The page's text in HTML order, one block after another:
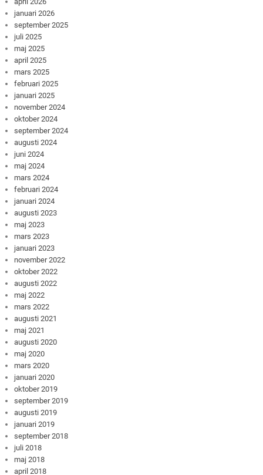
januari 2026
september 2025
juli 2025
maj 2025
april 2025
mars 2025
februari 2025
januari 2025
november 2024
oktober 2024
september 2024
augusti 2024
juni 2024
maj 2024
mars 2024
februari 2024
januari 2024
augusti 2023
maj 2023
mars 2023
januari 2023
november 2022
oktober 2022
augusti 2022
maj 2022
mars 2022
augusti 2021
maj 2021
augusti 2020
maj 2020
mars 2020
januari 2020
oktober 2019
september 2019
augusti 2019
januari 2019
september 2018
juli 2018
maj 2018
april 2018